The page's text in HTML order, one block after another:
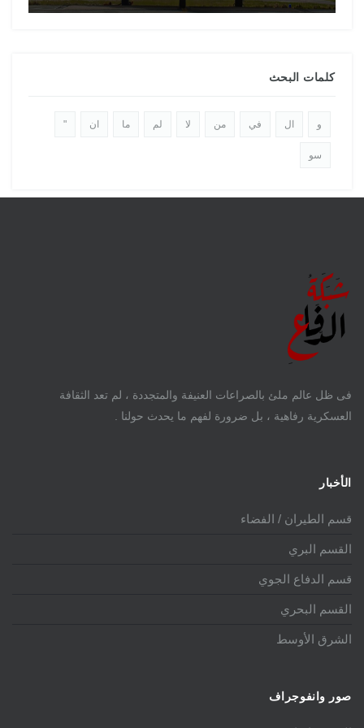
كلمات البحث
و ال في من لا لم ما ان "
سو
فى ظل عالم ملئ بالصراعات العنيفة والمتجددة ، لم تعد الثقافة
العسكرية رفاهية ، بل ضرورة لفهم ما يحدث حولنا .
الأخبار
قسم الطيران / الفضاء
القسم البري
قسم الدفاع الجوي
القسم البحري
الشرق الأوسط
صور وانفوجراف